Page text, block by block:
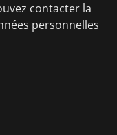
contacter la
personnelles